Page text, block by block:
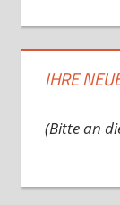
IHRE
(Bitte an